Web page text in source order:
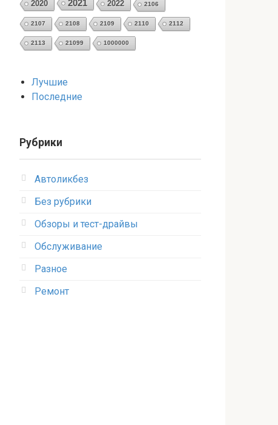
2020 2021 2022 2106
2107 2108 2109 2110 2112
2113 21099 1000000
Лучшие
Последние
Рубрики
Автоликбез
Без рубрики
Обзоры и тест-драйвы
Обслуживание
Разное
Ремонт